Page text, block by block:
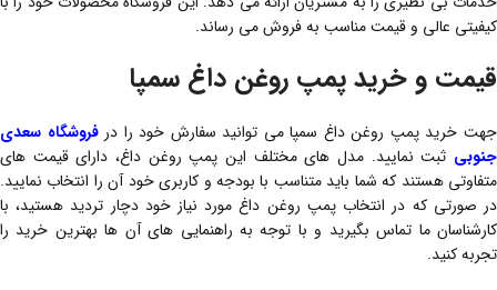
کیفیتی عالی و قیمت مناسب به فروش می رساند.
قیمت و خرید پمپ روغن داغ سمپا
جهت خرید پمپ روغن داغ سمپا می توانید سفارش خود را درفروشگاه سعدی
جنوبی ثبت نمایید. مدل های مختلف این پمپ روغن داغ، دارای قیمت های
متفاوتی هستند که شما باید متناسب با بودجه و کاربری خود آن را انتخاب نمایید.
در صورتی که در انتخاب پمپ روغن داغ مورد نیاز خود دچار تردید هستید، با
کارشناسان ما تماس بگیرید و با توجه به راهنمایی های آن ها بهترین خرید را
تجربه کنید.